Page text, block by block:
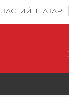
ЗАСГИЙН ГАЗАР